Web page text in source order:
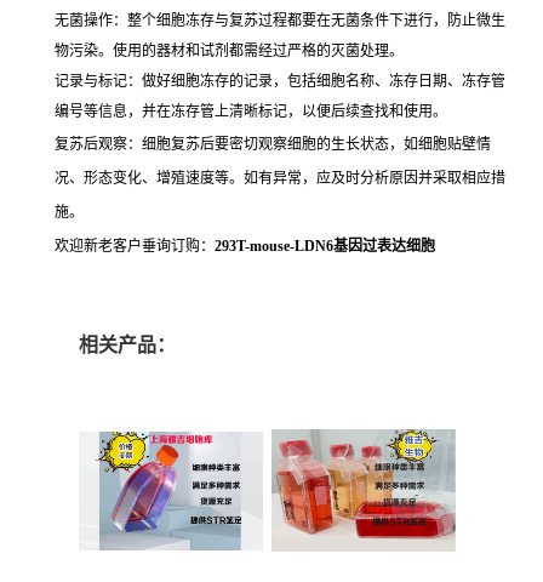
无菌操作：整个细胞冻存与复苏过程都要在无菌条件下进行，防止微生
物污染。使用的器材和试剂都需经过严格的灭菌处理。
记录与标记：做好细胞冻存的记录，包括细胞名称、冻存日期、冻存管
编号等信息，并在冻存管上清晰标记，以便后续查找和使用。
复苏后观察：细胞复苏后要密切观察细胞的生长状态，如细胞贴壁情
况、形态变化、增殖速度等。如有异常，应及时分析原因并采取相应措
施。
欢迎新老客户垂询订购： 293T-mouse-LDN6基因过表达细胞
相关产品：